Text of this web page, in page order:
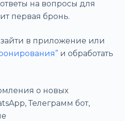
на вопросы для
первая бронь.
в приложение или
и обработать
о новых
Телеграмм бот,